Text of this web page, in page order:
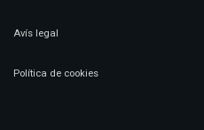
Avís legal
Política de cookies